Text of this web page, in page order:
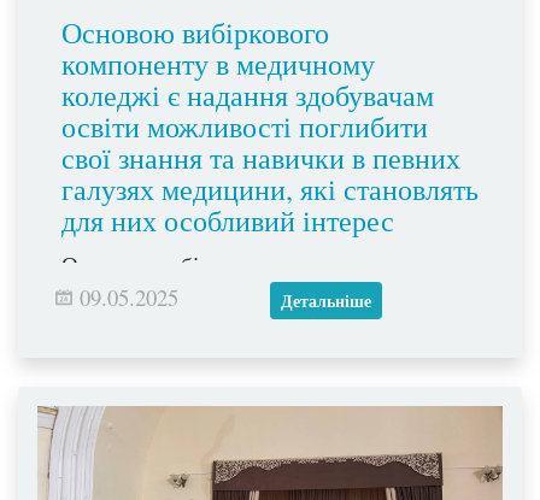
Основою вибіркового
компоненту в медичному
коледжі є надання здобувачам
освіти можливості поглибити
свої знання та навички в певних
галузях медицини, які становлять
для них особливий інтерес
Основою вибіркового компоненту в
медичному коледжі є надання здобувачам
освіти можливості поглибити свої знання
та навички в певних галузях медицини,
09.05.2025 Детальніше